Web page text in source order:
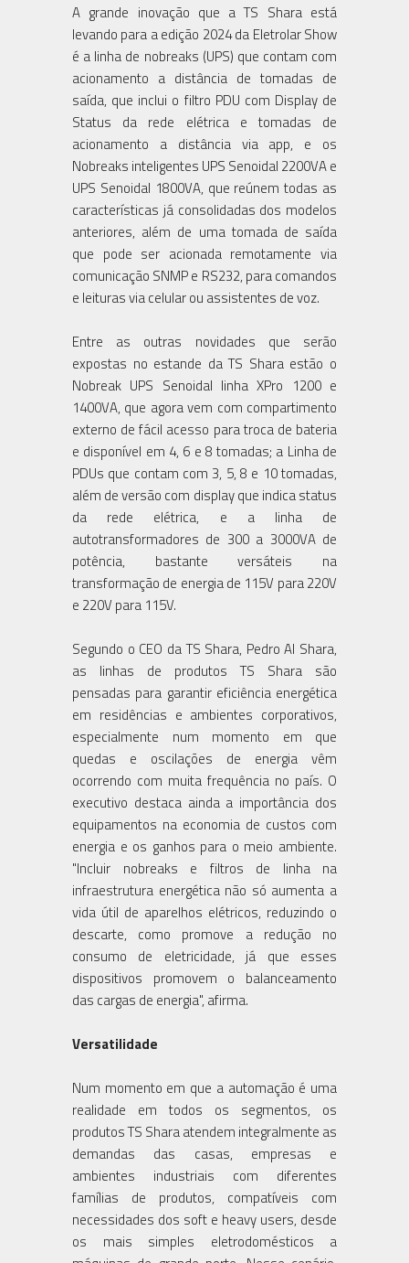
A grande inovação que a TS Shara está
levando para a edição 2024 da Eletrolar Show
é a linha de nobreaks (UPS) que contam com
acionamento a distância de tomadas de
saída, que inclui o filtro PDU com Display de
Status da rede elétrica e tomadas de
acionamento a distância via app, e os
Nobreaks inteligentes UPS Senoidal 2200VA e
UPS Senoidal 1800VA, que reúnem todas as
características já consolidadas dos modelos
anteriores, além de uma tomada de saída
que pode ser acionada remotamente via
comunicação SNMP e RS232, para comandos
e leituras via celular ou assistentes de voz.
Entre as outras novidades que serão
expostas no estande da TS Shara estão o
Nobreak UPS Senoidal linha XPro 1200 e
1400VA, que agora vem com compartimento
externo de fácil acesso para troca de bateria
e disponível em 4, 6 e 8 tomadas; a Linha de
PDUs que contam com 3, 5, 8 e 10 tomadas,
além de versão com display que indica status
da rede elétrica, e a linha de
autotransformadores de 300 a 3000VA de
potência, bastante versáteis na
transformação de energia de 115V para 220V
e 220V para 115V.
Segundo o CEO da TS Shara, Pedro Al Shara,
as linhas de produtos TS Shara são
pensadas para garantir eficiência energética
em residências e ambientes corporativos,
especialmente num momento em que
quedas e oscilações de energia vêm
ocorrendo com muita frequência no país. O
executivo destaca ainda a importância dos
equipamentos na economia de custos com
energia e os ganhos para o meio ambiente.
"Incluir nobreaks e filtros de linha na
infraestrutura energética não só aumenta a
vida útil de aparelhos elétricos, reduzindo o
descarte, como promove a redução no
consumo de eletricidade, já que esses
dispositivos promovem o balanceamento
das cargas de energia", afirma.
Versatilidade
Num momento em que a automação é uma
realidade em todos os segmentos, os
produtos TS Shara atendem integralmente as
demandas das casas, empresas e
ambientes industriais com diferentes
famílias de produtos, compatíveis com
necessidades dos soft e heavy users, desde
os mais simples eletrodomésticos a